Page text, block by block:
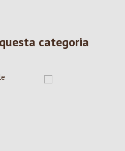
categoria